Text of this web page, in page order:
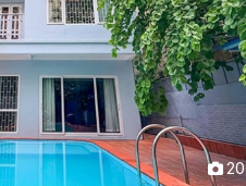
20